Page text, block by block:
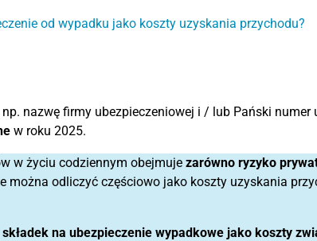
od wypadku jako koszty uzyskania przychodu?
np. nazwę firmy ubezpieczeniowej i / lub Pański numer
w roku 2025.
w życiu codziennym obejmuje zarówno ryzyko
można odliczyć częściowo jako koszty uzyskania
składek na ubezpieczenie wypadkowe jako koszty